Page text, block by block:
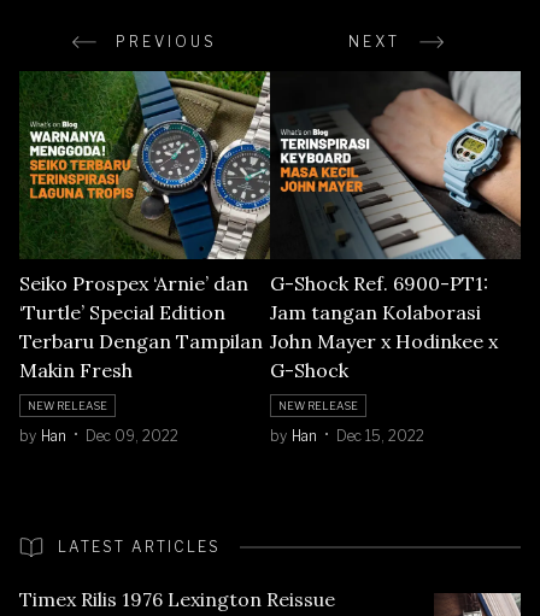
PREVIOUS NEXT
Seiko Prospex ‘Arnie’ dan
‘Turtle’ Special Edition
Terbaru Dengan Tampilan
Makin Fresh
NEW RELEASE
by Han Dec 09, 2022
G-Shock Ref. 6900-PT1:
Jam tangan Kolaborasi
John Mayer x Hodinkee x
G-Shock
NEW RELEASE
by Han Dec 15, 2022
LATEST ARTICLES
Timex Rilis 1976 Lexington Reissue